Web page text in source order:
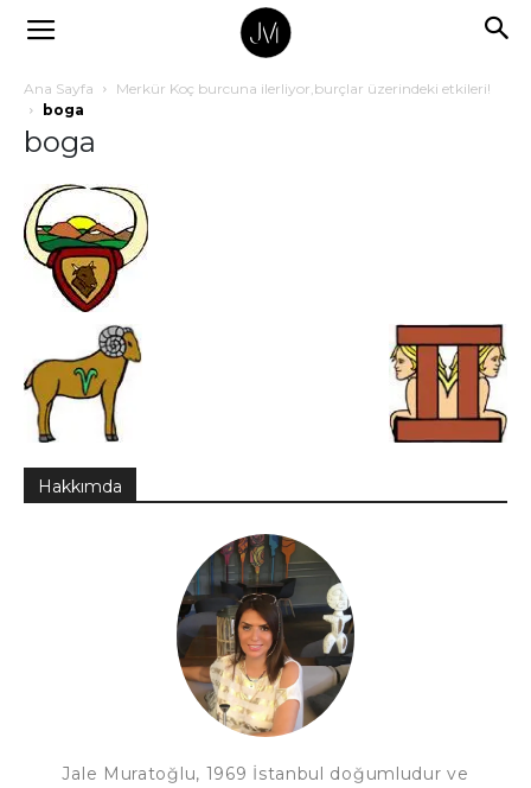
Ana Sayfa
Merkür Koç burcuna ilerliyor,burçlar üzerindeki etkileri!
boga
boga
Hakkımda
Jale Muratoğlu, 1969 İstanbul doğumludur ve